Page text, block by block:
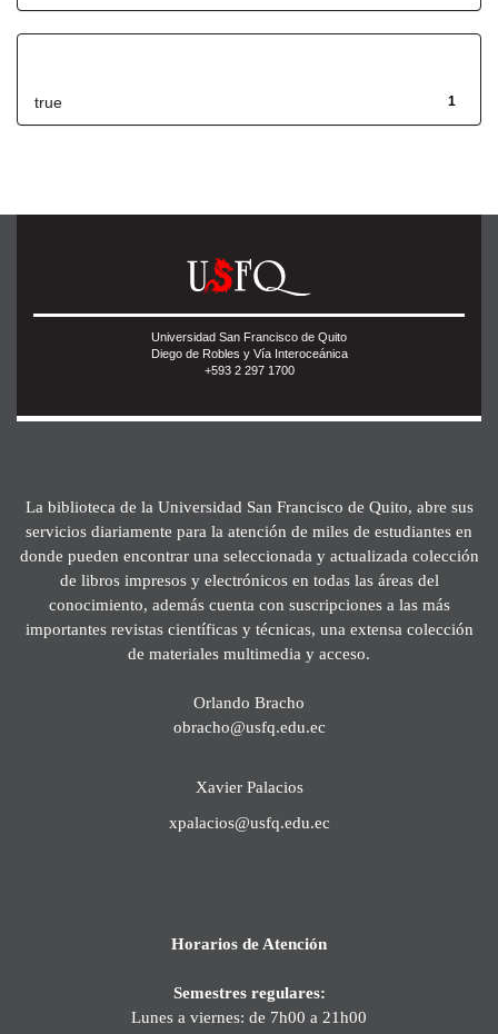
1
true
Universidad San Francisco de Quito
Diego de Robles y Vía Interoceánica
+593 2 297 1700
La biblioteca de la Universidad San Francisco de Quito, abre sus
servicios diariamente para la atención de miles de estudiantes en
donde pueden encontrar una seleccionada y actualizada colección
de libros impresos y electrónicos en todas las áreas del
conocimiento, además cuenta con suscripciones a las más
importantes revistas científicas y técnicas, una extensa colección
de materiales multimedia y acceso.
Orlando Bracho
obracho@usfq.edu.ec
Xavier Palacios
xpalacios@usfq.edu.ec
Horarios de Atención
Semestres regulares:
Lunes a viernes: de 7h00 a 21h00